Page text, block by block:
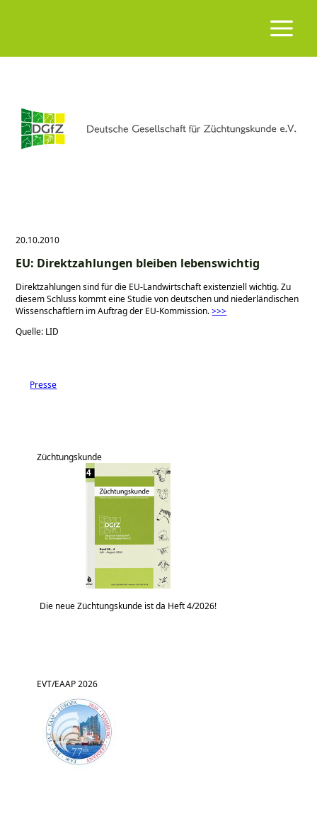
20.10.2010
EU: Direktzahlungen bleiben lebenswichtig
Direktzahlungen sind für die EU-Landwirtschaft existenziell wichtig. Zu
diesem Schluss kommt eine Studie von deutschen und niederländischen
Wissenschaftlern im Auftrag der EU-Kommission.>>>
Quelle: LID
Presse
Züchtungskunde
Die neue Züchtungskunde ist da Heft 4/2026!
EVT/EAAP 2026